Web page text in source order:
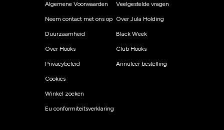
Algemene Voorwaarden
Neem contact met ons op
Duurzaamheid
Over Hööks
Privacybeleid
Cookies
Winkel zoeken
Eu conformiteitsverklaring
Veelgestelde vragen
Over Jula Holding
Black Week
Club Hööks
Annuleer bestelling